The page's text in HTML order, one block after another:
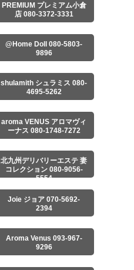
PREMIUM プレミアム小倉
店 080-3372-3331
@Home Doll 080-5803-
9896
shulamith シュラミス 080-
4695-5262
aroma VENUS アロマヴィ
ーナス 080-1748-7272
北九州デリバリーエステ 妻
コレクション 080-9056-
5554
Joie ジョア 070-5692-
2394
Aroma Venus 093-967-
9296